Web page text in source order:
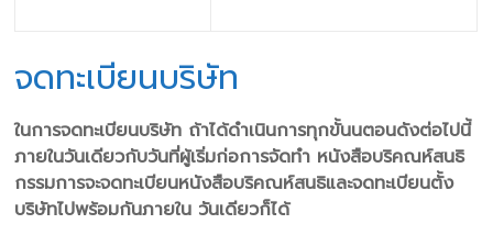
จดทะเบียนบริษัท
ในการจดทะเบียนบริษัท ถ้าได้ดําเนินการทุกขั้นนตอนดังต่อไปนี้
ภายในวันเดียวกับวันที่ผู้เริ่มก่อการจัดทํา หนังสือบริคณห์สนธิ
กรรมการจะจดทะเบียนหนังสือบริคณห์สนธิและจดทะเบียนตั้ง
บริษัทไปพร้อมกันภายใน วันเดียวก็ได้